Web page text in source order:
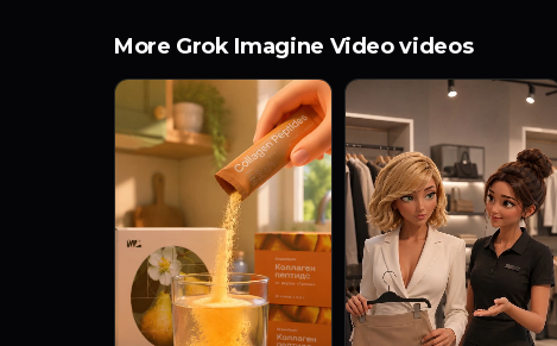
More Grok Imagine Video videos